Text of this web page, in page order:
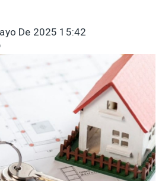
De 2025 15:42